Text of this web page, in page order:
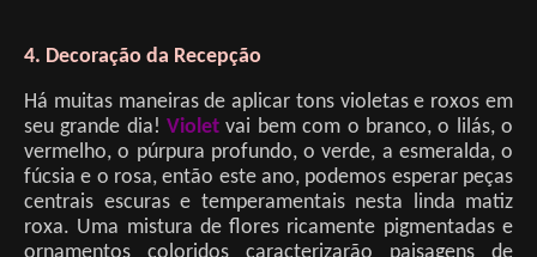
4. Decoração da Recepção
Há muitas maneiras de aplicar tons violetas e roxos em
seu grande dia!Violet vai bem com o branco, o lilás, o
vermelho, o púrpura profundo, o verde, a esmeralda, o
fúcsia e o rosa, então este ano, podemos esperar peças
centrais escuras e temperamentais nesta linda matiz
roxa. Uma mistura de flores ricamente pigmentadas e